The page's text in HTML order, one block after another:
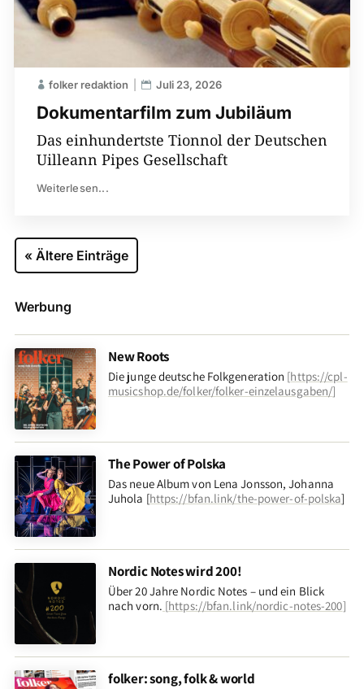
Dokumentarfilm zum Jubiläum
folker redaktion Juli 23, 2026
Das einhundertste Tionnol der Deutschen
Uilleann Pipes Gesellschaft
Weiterlesen...
« Ältere Einträge
Werbung
New Roots
Die junge deutsche Folkgeneration [https://cpl-
musicshop.de/folker/folker-einzelausgaben/]
The Power of Polska
Das neue Album von Lena Jonsson, Johanna
Juhola [https://bfan.link/the-power-of-polska]
Nordic Notes wird 200!
Über 20 Jahre Nordic Notes – und ein Blick
nach vorn. [https://bfan.link/nordic-notes-200]
folker: song, folk & world